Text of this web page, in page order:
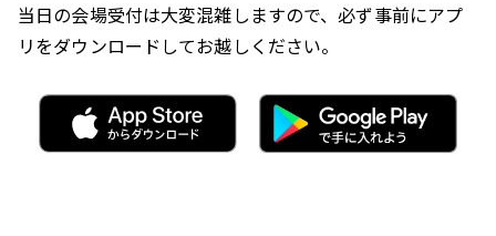
当日の会場受付は大変混雑しますので、必ず事前にアプ
リをダウンロードしてお越しください。